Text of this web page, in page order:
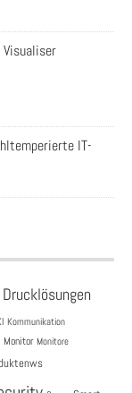
IT-
Drucklösungen
Kommunikation
Monitor Monitore